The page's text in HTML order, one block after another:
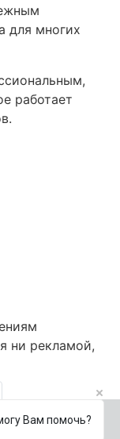
для многих
работает
ни рекламой,
Вам помочь?